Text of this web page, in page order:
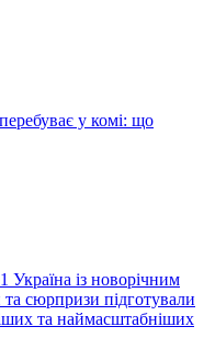
у комі: що
Україна із новорічним
сюрпризи підготували
та наймасштабніших